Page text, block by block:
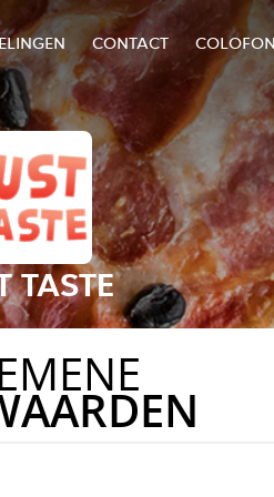
CONTACT
TASTE